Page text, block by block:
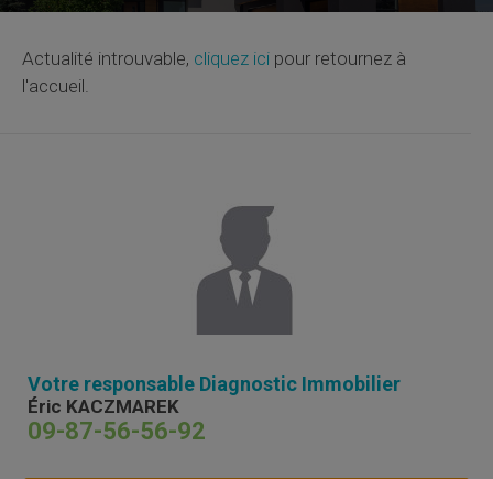
Actualité introuvable, cliquez ici pour retournez à
l'accueil.
Votre responsable Diagnostic Immobilier
Éric KACZMAREK
09-87-56-56-92